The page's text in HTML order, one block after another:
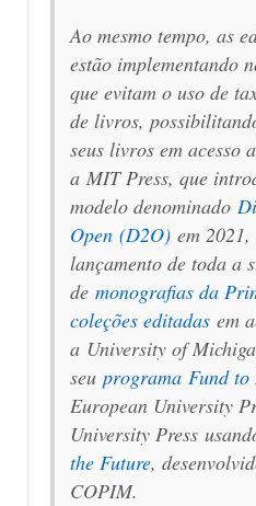
Ao mesmo tempo, as
estão implementando
que evitam o uso de
de livros,
seus livros em acesso
a MIT Press, que
modelo denominado
Open (D2O) em
lançamento de toda a
de monografias da
coleções editadas em
a University of
seu programa Fund to
European University
University Press
the Future,
COPIM.